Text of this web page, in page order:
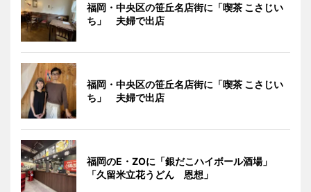
福岡・中央区の笹丘名店街に「喫茶 こさじい
ち」 夫婦で出店
福岡・中央区の笹丘名店街に「喫茶 こさじい
ち」 夫婦で出店
福岡のE・ZOに「銀だこハイボール酒場」
「久留米立花うどん 恩想」